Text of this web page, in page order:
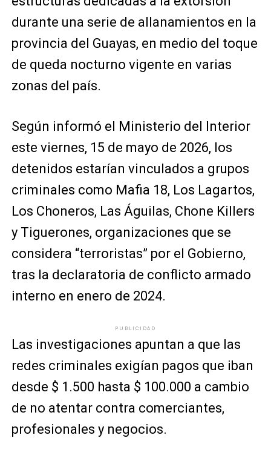
durante una serie de allanamientos en la
provincia del Guayas, en medio del toque
de queda nocturno vigente en varias
zonas del país.
Según informó el Ministerio del Interior
este viernes, 15 de mayo de 2026, los
detenidos estarían vinculados a grupos
criminales como Mafia 18, Los Lagartos,
Los Choneros, Las Águilas, Chone Killers
y Tiguerones, organizaciones que se
considera “terroristas” por el Gobierno,
tras la declaratoria de conflicto armado
interno en enero de 2024.
PUBLICIDAD
Las investigaciones apuntan a que las
redes criminales exigían pagos que iban
desde $ 1.500 hasta $ 100.000 a cambio
de no atentar contra comerciantes,
profesionales y negocios.